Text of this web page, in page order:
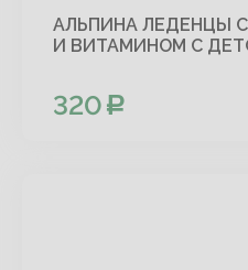
АЛЬПИНА ЛЕДЕНЦЫ
И ВИТАМИНОМ С
320